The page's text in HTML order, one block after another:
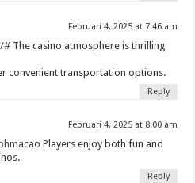
Februari 4, 2025 at 7:46 am
# The casino atmosphere is thrilling
convenient transportation options.
Reply
Februari 4, 2025 at 8:00 am
Players enjoy both fun and
Reply